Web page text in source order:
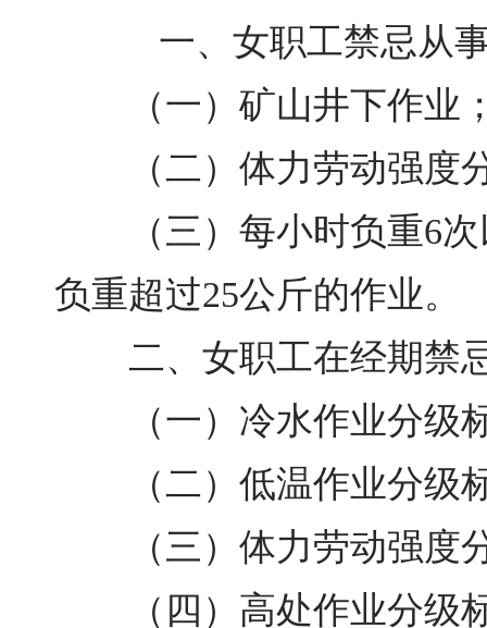
一、女职工禁忌从事
（一）矿山井下作业
（二）体力劳动强度分
（三）每小时负重6次
负重超过25公斤的作业。
二、女职工在经期禁
（一）冷水作业分级标
（二）低温作业分级标
（三）体力劳动强度分
（四）高处作业分级标